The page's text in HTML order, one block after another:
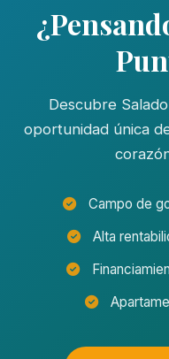
Descubre
oportunidad única
Campo de
Alta